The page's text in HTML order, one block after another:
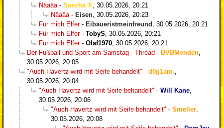
Nääää - Sascha
30.05.2026, 20:21
Nääää - Eisen 30.05.2026, 20:23
Für mich Elfer- Eibaueristmeinfreund
30.05.2026, 20:21
Für mich Elfer- TobyS 30.05.2026, 20:21
Für mich Elfer- Olaf1970 30.05.2026, 20:21
Der Fußball und Sport am Samstag - Thread - BVBMenden
30.05.2026, 20:05
"Auch Havertz wird mit Seife behandelt" - d0g1am.
30.05.2026, 20:04
"Auch Havertz wird mit Seife behandelt" - Will Kane
30.05.2026, 20:06
"Auch Havertz wird mit Seife behandelt" - Smeller
30.05.2026, 20:08